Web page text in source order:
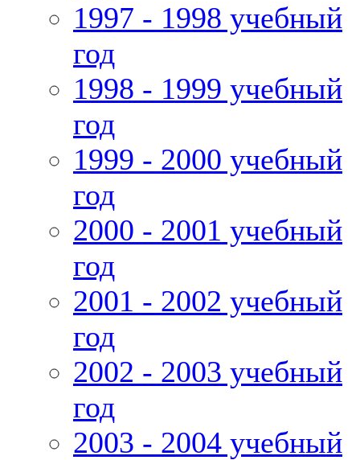
1997 - 1998 учебный
год
1998 - 1999 учебный
год
1999 - 2000 учебный
год
2000 - 2001 учебный
год
2001 - 2002 учебный
год
2002 - 2003 учебный
год
2003 - 2004 учебный